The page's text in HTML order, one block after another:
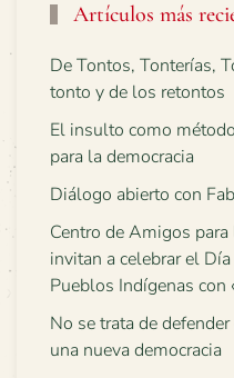
Artículos más
De Tontos, Tonterías,
tonto y de los retontos
El insulto como
para la democracia
Diálogo abierto con
Centro de Amigos
invitan a celebrar el
Pueblos Indígenas con
No se trata de
una nueva democracia